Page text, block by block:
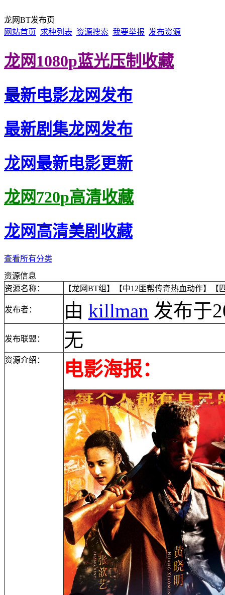
龙网BT发布页
网站首页 求种列表 资源搜索 我要举报 发布资源
龙网1080p蓝光压制收藏
最新电影龙网发布
最新剧集龙网发布
龙网最新电影更新
龙网720p高清收藏
龙网高清美剧收藏
查看所有分类
资源信息
资源名称：
【龙网BT组】【中12匪帮传奇热血动作】【
发布者： 由 killman 发布于
发布联盟： 无
资源介绍： 电影海报：